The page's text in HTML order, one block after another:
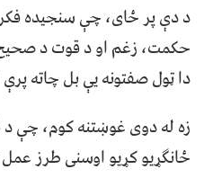
د دې پر ځای، چې سنجیده
حکمت، زغم او د قوت د صحیح
دا ټول صفتونه یې بل چاته
زه له دوی غوښتنه کوم، چې
ځانګړیو کړیو اوسنی طرز